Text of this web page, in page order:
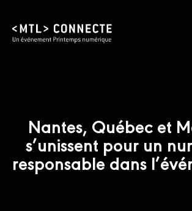
Nantes, Québec et
s’unissent pour un
responsable dans